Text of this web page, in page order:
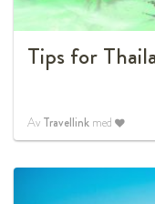
Tips for
Av Travellink med